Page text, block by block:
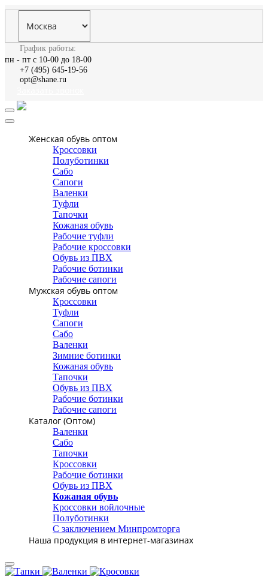
График работы:
пн - пт с 10-00 до 18-00
+7 (495) 645-19-56
opt@shane.ru
Женская обувь оптом
Кроссовки
Полуботинки
Сабо
Сапоги
Валенки
Туфли
Тапочки
Кожаная обувь
Рабочие туфли
Рабочие кроссовки
Обувь из ПВХ
Рабочие ботинки
Рабочие сапоги
Мужская обувь оптом
Кроссовки
Туфли
Сапоги
Сабо
Валенки
Зимние ботинки
Кожаная обувь
Тапочки
Обувь из ПВХ
Рабочие ботинки
Рабочие сапоги
Каталог (Оптом)
Валенки
Сабо
Тапочки
Кроссовки
Рабочие ботинки
Обувь из ПВХ
Кожаная обувь
Кроссовки войлочные
Полуботинки
С заключением Минпромторга
Наша продукция в интернет-магазинах